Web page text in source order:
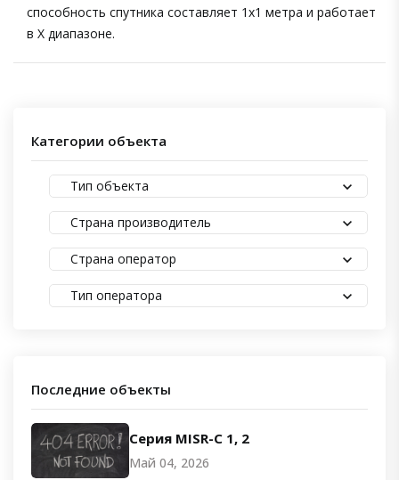
способность спутника составляет 1х1 метра и работает
в X диапазоне.
Категории объекта
Тип объекта
Страна производитель
Страна оператор
Тип оператора
Последние объекты
Серия MISR-C 1, 2
Май 04, 2026